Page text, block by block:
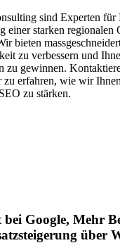
sind Experten für
einer starken regionalen
bieten
zu verbessern und
zu gewinnen.
zu erfahren, wie wir
zu stärken.
Google, Mehr
über